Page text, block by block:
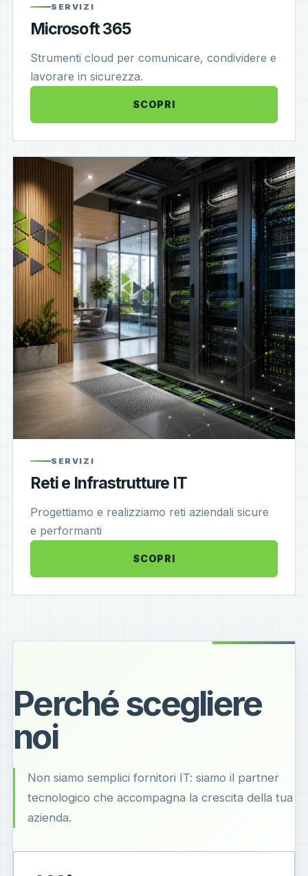
SERVIZI
Microsoft 365
Strumenti cloud per comunicare, condividere e
lavorare in sicurezza.
SCOPRI
SERVIZI
Reti e Infrastrutture IT
Progettiamo e realizziamo reti aziendali sicure
e performanti
SCOPRI
Perché scegliere
noi
Non siamo semplici fornitori IT: siamo il partner
tecnologico che accompagna la crescita della tua
azienda.